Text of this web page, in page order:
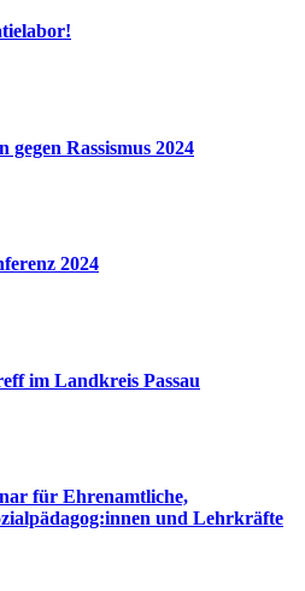
Rassismus 2024
2024
im Landkreis Passau
für Ehrenamtliche,
und Lehrkräfte